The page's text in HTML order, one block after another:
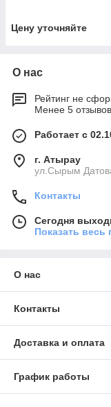
Цену уточняйте
О нас
Рейтинг не
Менее 5
Работает с
г. Атырау
ул.Сырым
Контакты
Сегодня
Показать весь
О нас
Контакты
Доставка и оплата
График работы